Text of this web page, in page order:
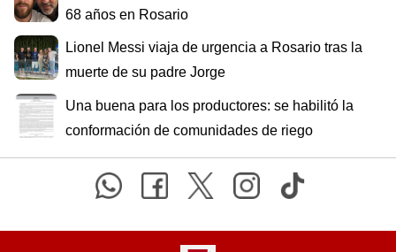
68 años en Rosario
Lionel Messi viaja de urgencia a Rosario tras la
muerte de su padre Jorge
Una buena para los productores: se habilitó la
conformación de comunidades de riego